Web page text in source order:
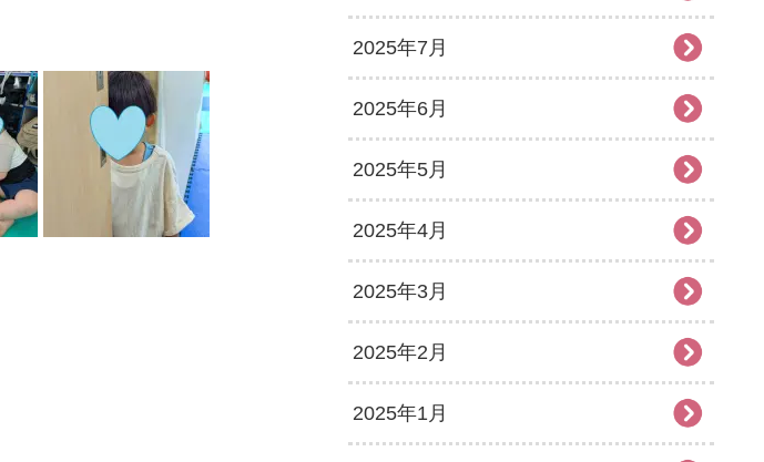
2025年7月
2025年6月
2025年5月
2025年4月
2025年3月
2025年2月
2025年1月